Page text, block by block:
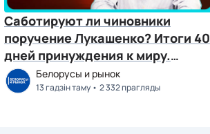
Саботируют ли чиновники
поручение Лукашенко? Итоги 40
дней принуждения к миру.
Оптимум № 141
Белорусы и рынок
13 гадзін таму 2 332 прагляды